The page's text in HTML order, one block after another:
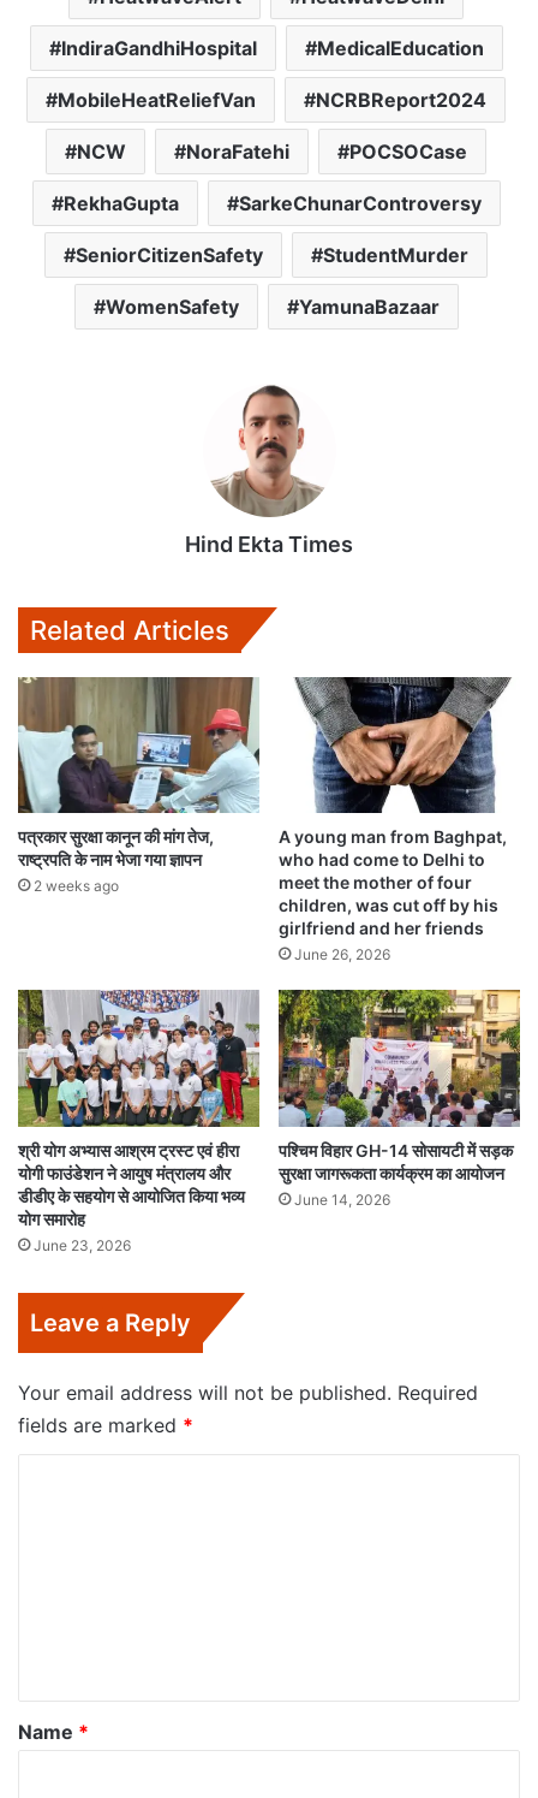
IndiraGandhiHospital MedicalEducation
MobileHeatReliefVan NCRBReport2024
NCW NoraFatehi POCSOCase
RekhaGupta SarkeChunarControversy
SeniorCitizenSafety StudentMurder
WomenSafety YamunaBazaar
Hind Ekta Times
Related Articles
पत्रकार सुरक्षा कानून की मांग तेज,
राष्ट्रपति के नाम भेजा गया ज्ञापन
2 weeks ago
A young man from Baghpat,
who had come to Delhi to
meet the mother of four
children, was cut off by his
girlfriend and her friends
June 26, 2026
श्री योग अभ्यास आश्रम ट्रस्ट एवं हीरा
योगी फाउंडेशन ने आयुष मंत्रालय और
डीडीए के सहयोग से आयोजित किया भव्य
योग समारोह
June 23, 2026
पश्चिम विहार GH-14 सोसायटी में सड़क
सुरक्षा जागरूकता कार्यक्रम का आयोजन
June 14, 2026
Leave a Reply
Your email address will not be published. Required
fields are marked *
*
Name *